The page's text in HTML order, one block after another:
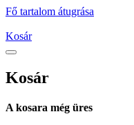
Fő tartalom átugrása
Kosár
Kosár
A kosara még üres